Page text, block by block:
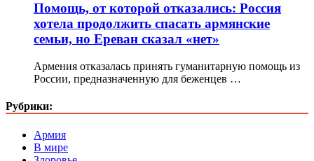
Помощь, от которой отказались: Россия
хотела продолжить спасать армянские
семьи, но Ереван сказал «нет»
Армения отказалась принять гуманитарную помощь из
России, предназначенную для беженцев …
Рубрики:
Армия
В мире